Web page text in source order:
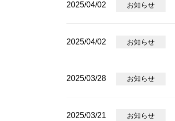
2025/04/02 お知らせ
2025/04/02 お知らせ
2025/03/28 お知らせ
2025/03/21 お知らせ